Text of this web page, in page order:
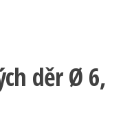
děr Ø 6,